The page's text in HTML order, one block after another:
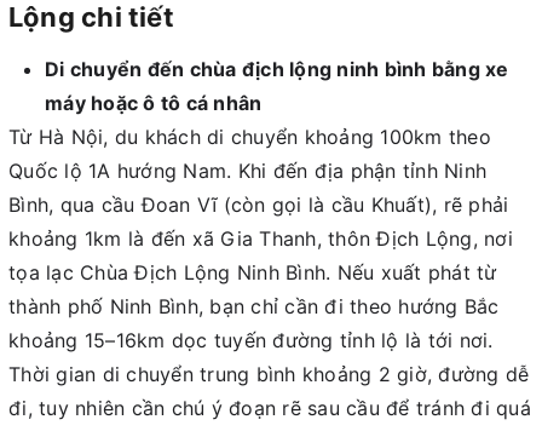
Lộng chi tiết
Di chuyển đến chùa địch lộng ninh bình bằng xe
máy hoặc ô tô cá nhân
Từ Hà Nội, du khách di chuyển khoảng 100km theo
Quốc lộ 1A hướng Nam. Khi đến địa phận tỉnh Ninh
Bình, qua cầu Đoan Vĩ (còn gọi là cầu Khuất), rẽ phải
khoảng 1km là đến xã Gia Thanh, thôn Địch Lộng, nơi
tọa lạc Chùa Địch Lộng Ninh Bình. Nếu xuất phát từ
thành phố Ninh Bình, bạn chỉ cần đi theo hướng Bắc
khoảng 15–16km dọc tuyến đường tỉnh lộ là tới nơi.
Thời gian di chuyển trung bình khoảng 2 giờ, đường dễ
đi, tuy nhiên cần chú ý đoạn rẽ sau cầu để tránh đi quá